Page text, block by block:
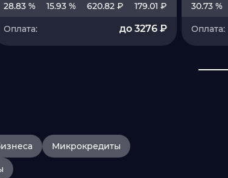
28.83 %
15.93 %
620.82 ₽
179.01 ₽
Оплата: до 3276 ₽
30.73 %
Оплата:
Микрокредиты